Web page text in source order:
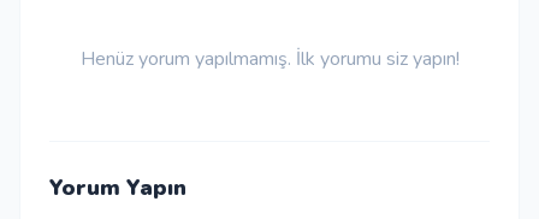
Henüz yorum yapılmamış. İlk yorumu siz yapın!
Yorum Yapın